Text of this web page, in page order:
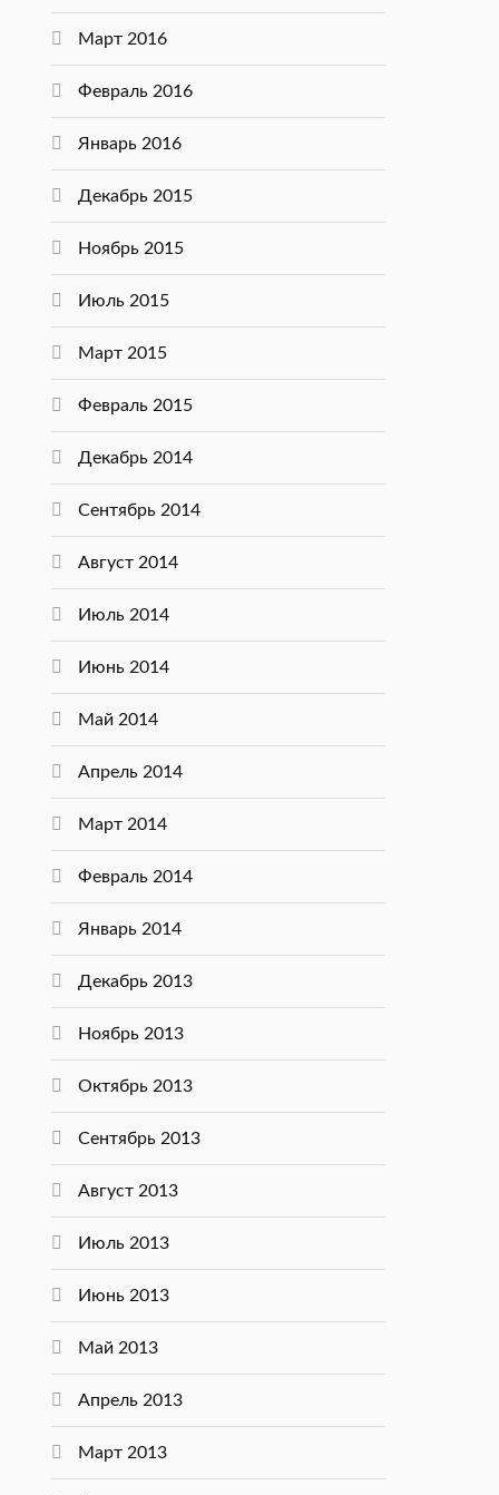
Март 2016
Февраль 2016
Январь 2016
Декабрь 2015
Ноябрь 2015
Июль 2015
Март 2015
Февраль 2015
Декабрь 2014
Сентябрь 2014
Август 2014
Июль 2014
Июнь 2014
Май 2014
Апрель 2014
Март 2014
Февраль 2014
Январь 2014
Декабрь 2013
Ноябрь 2013
Октябрь 2013
Сентябрь 2013
Август 2013
Июль 2013
Июнь 2013
Май 2013
Апрель 2013
Март 2013